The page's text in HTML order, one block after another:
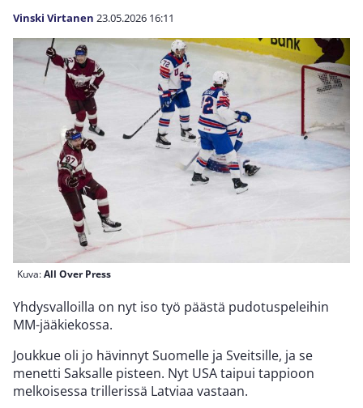
Vinski Virtanen 23.05.2026 16:11
Kuva:All Over Press
Yhdysvalloilla on nyt iso työ päästä pudotuspeleihin
MM-jääkiekossa.
Joukkue oli jo hävinnyt Suomelle ja Sveitsille, ja se
menetti Saksalle pisteen. Nyt USA taipui tappioon
melkoisessa trillerissä Latviaa vastaan.